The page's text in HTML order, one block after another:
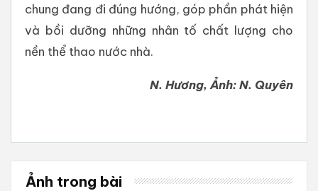
chung đang đi đúng hướng, góp phần phát hiện
và bồi dưỡng những nhân tố chất lượng cho
nền thể thao nước nhà.
N. Hương, Ảnh: N. Quyên
Ảnh trong bài